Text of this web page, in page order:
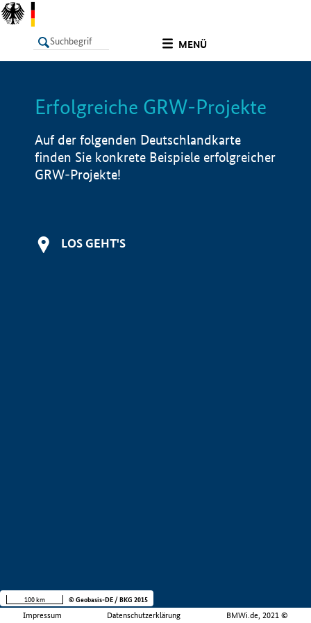
MENÜ
LISTE Info
Erfolgreiche GRW-Projekte
Auf der folgenden Deutschlandkarte
finden Sie konkrete Beispiele erfolgreicher
GRW-Projekte!
LOS GEHT'S
Impressum Datenschutzerklärung BMWi.de, 2021 ©
100 km © Geobasis-DE / BKG 2015